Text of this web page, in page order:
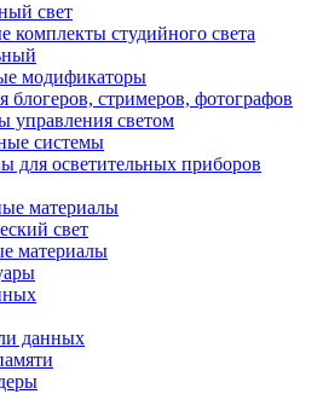
свет
комплекты студийного света
модификаторы
блогеров, стримеров, фотографов
управления светом
системы
для осветительных приборов
материалы
свет
материалы
данных